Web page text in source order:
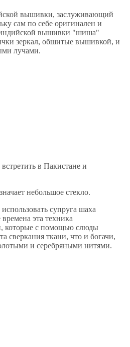
вышивки, заслуживающий
сам по себе оригинален и
вышивки "шиша"
зеркал, обшитые вышивкой, и
лучами.
в Пакистане и
небольшое стекло.
супруга шаха
эта техника
которые с помощью слюды
сверкания ткани, что и богачи,
и серебряными нитями.